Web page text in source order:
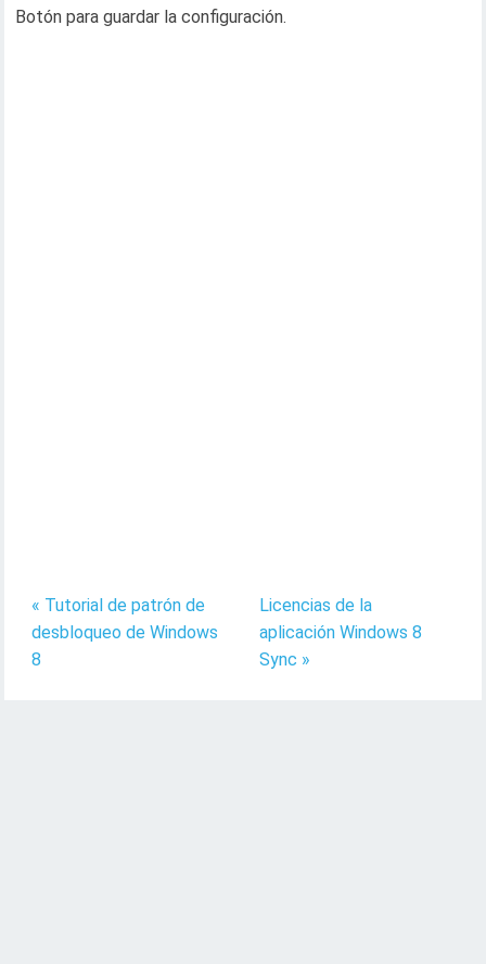
Botón para guardar la configuración.
« Tutorial de patrón de
desbloqueo de Windows
8
Licencias de la
aplicación Windows 8
Sync »